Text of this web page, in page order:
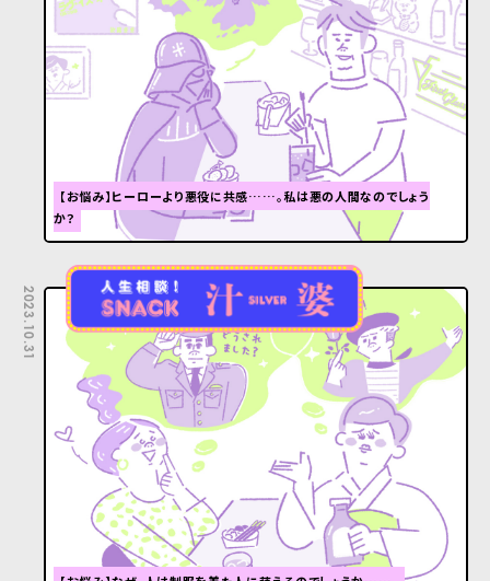
【お悩み】ヒーローより悪役に共感……。私は悪の人間なのでしょう
か？
2023.10.31